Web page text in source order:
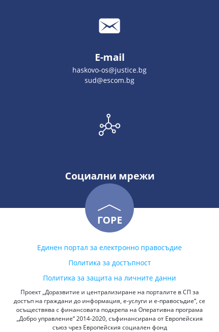
E-mail
haskovo-os@justice.bg
sud@escom.bg
Социални мрежи
ГОРЕ
Единен портал за електронно правосъдие
Политика за достъпност
Политика за защита на личните данни
Проект „Доразвитие и централизиране на порталите в СП за
достъп на граждани до информация, е-услуги и е-правосъдие“, се
осъществява с финансовата подкрепа на Оперативна програма
„Добро управление“ 2014-2020, съфинансирана от Европейския
съюз чрез Европейския социален фонд